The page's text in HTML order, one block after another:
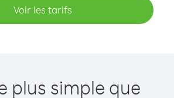
Voir les tarifs
plus simple que